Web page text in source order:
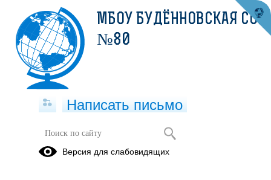
Публикации за Февраль 2026
МБОУ БУДЁННОВСКАЯ СОШ
№80
Написать письмо
Версия для слабовидящих